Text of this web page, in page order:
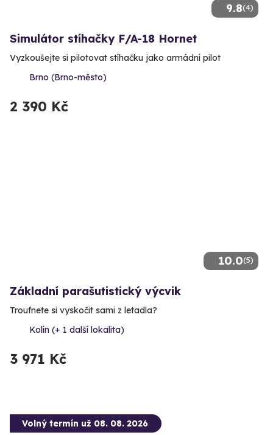
9.8(4)
Simulátor stíhačky F/A-18 Hornet
Vyzkoušejte si pilotovat stíhačku jako armádní pilot
Brno (Brno-město)
2 390 Kč
10.0(5)
Základní parašutistický výcvik
Troufnete si vyskočit sami z letadla?
Kolín (+ 1 další lokalita)
3 971 Kč
Volný termín už 08. 08. 2026